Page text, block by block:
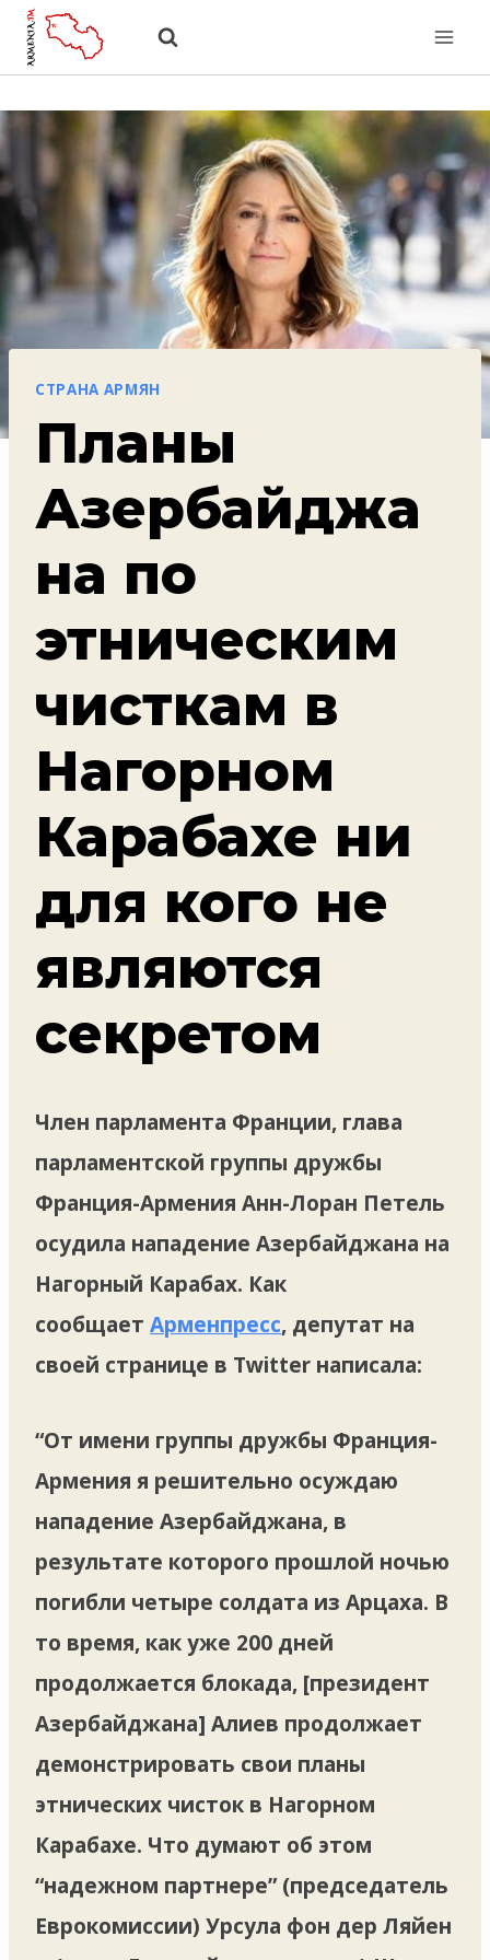
Перейти
СТРАНА АРМЯН
Планы
Азербайджа
на по
этническим
чисткам в
Нагорном
Карабахе ни
для кого не
являются
секретом
Член парламента Франции, глава
парламентской группы дружбы
Франция-Армения Анн-Лоран Петель
осудила нападение Азербайджана на
Нагорный Карабах. Как
сообщает Арменпресс, депутат на
своей странице в Twitter написала:
“От имени группы дружбы Франция-
Армения я решительно осуждаю
нападение Азербайджана, в
результате которого прошлой ночью
погибли четыре солдата из Арцаха. В
то время, как уже 200 дней
продолжается блокада, [президент
Азербайджана] Алиев продолжает
демонстрировать свои планы
этнических чисток в Нагорном
Карабахе. Что думают об этом
“надежном партнере” (председатель
Еврокомиссии) Урсула фон дер Ляйен